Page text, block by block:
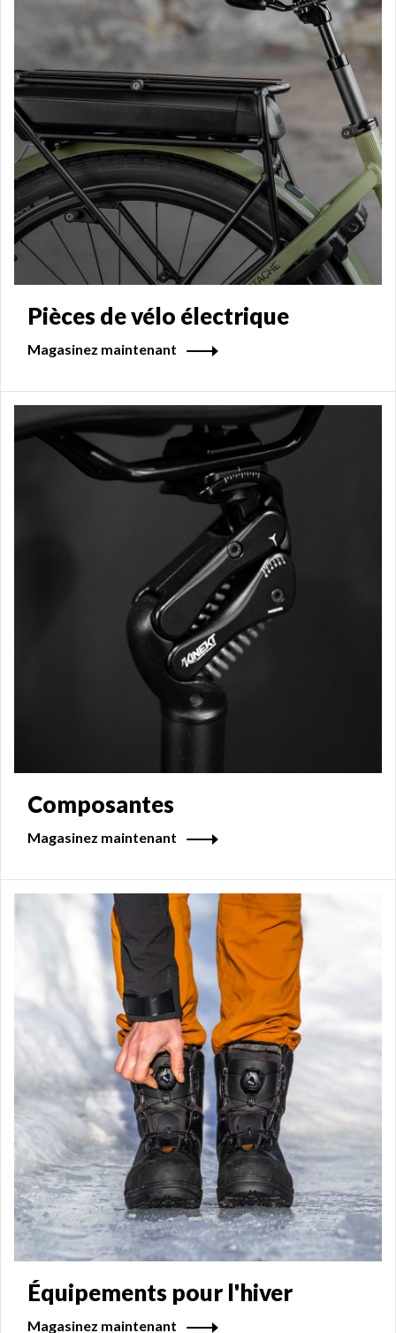
Pièces de vélo électrique
Magasinez maintenant
Composantes
Magasinez maintenant
Équipements pour l'hiver
Magasinez maintenant